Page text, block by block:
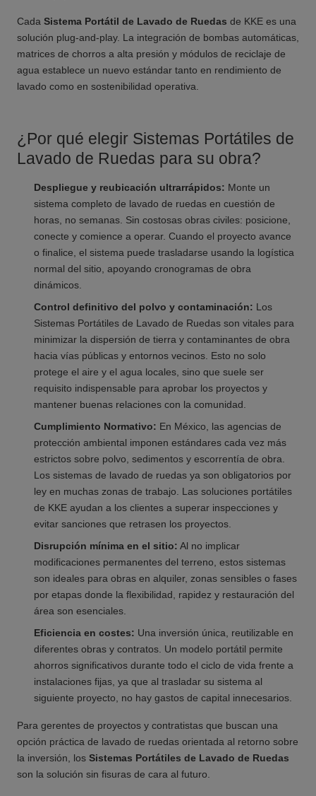
Cada Sistema Portátil de Lavado de Ruedas de KKE es una
solución plug-and-play. La integración de bombas automáticas,
matrices de chorros a alta presión y módulos de reciclaje de
agua establece un nuevo estándar tanto en rendimiento de
lavado como en sostenibilidad operativa.
¿Por qué elegir Sistemas Portátiles de
Lavado de Ruedas para su obra?
Despliegue y reubicación ultrarrápidos: Monte un
sistema completo de lavado de ruedas en cuestión de
horas, no semanas. Sin costosas obras civiles: posicione,
conecte y comience a operar. Cuando el proyecto avance
o finalice, el sistema puede trasladarse usando la logística
normal del sitio, apoyando cronogramas de obra
dinámicos.
Control definitivo del polvo y contaminación: Los
Sistemas Portátiles de Lavado de Ruedas son vitales para
minimizar la dispersión de tierra y contaminantes de obra
hacia vías públicas y entornos vecinos. Esto no solo
protege el aire y el agua locales, sino que suele ser
requisito indispensable para aprobar los proyectos y
mantener buenas relaciones con la comunidad.
Cumplimiento Normativo: En México, las agencias de
protección ambiental imponen estándares cada vez más
estrictos sobre polvo, sedimentos y escorrentía de obra.
Los sistemas de lavado de ruedas ya son obligatorios por
ley en muchas zonas de trabajo. Las soluciones portátiles
de KKE ayudan a los clientes a superar inspecciones y
evitar sanciones que retrasen los proyectos.
Disrupción mínima en el sitio: Al no implicar
modificaciones permanentes del terreno, estos sistemas
son ideales para obras en alquiler, zonas sensibles o fases
por etapas donde la flexibilidad, rapidez y restauración del
área son esenciales.
Eficiencia en costes: Una inversión única, reutilizable en
diferentes obras y contratos. Un modelo portátil permite
ahorros significativos durante todo el ciclo de vida frente a
instalaciones fijas, ya que al trasladar su sistema al
siguiente proyecto, no hay gastos de capital innecesarios.
Para gerentes de proyectos y contratistas que buscan una
opción práctica de lavado de ruedas orientada al retorno sobre
la inversión, los Sistemas Portátiles de Lavado de Ruedas
son la solución sin fisuras de cara al futuro.